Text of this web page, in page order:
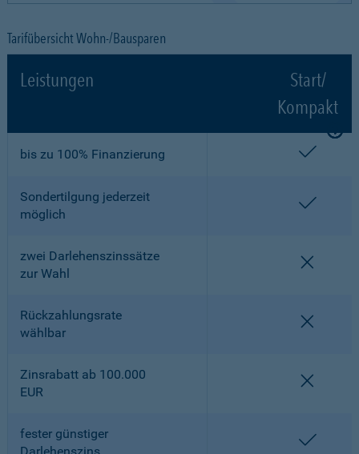
Tarifübersicht Wohn-/Bausparen
Leistungen
Start/
Kompakt
bis zu 100% Finanzierung
Sondertilgung jederzeit
möglich
zwei Darlehenszinssätze
zur Wahl
Rückzahlungsrate
wählbar
Zinsrabatt ab 100.000
EUR
fester günstiger